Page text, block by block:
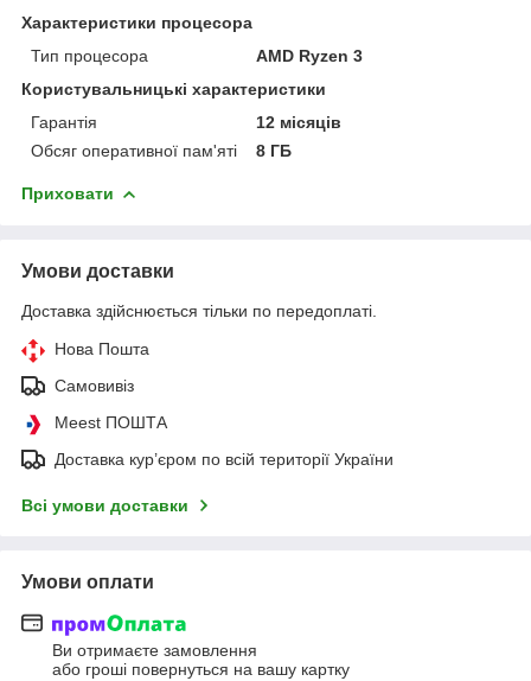
Характеристики процесора
Тип процесора
AMD Ryzen 3
Користувальницькі характеристики
Гарантія
12 місяців
Обсяг оперативної пам'яті
8 ГБ
Приховати
Умови доставки
Доставка здійснюється тільки по передоплаті.
Нова Пошта
Самовивіз
Meest ПОШТА
Доставка кур’єром по всій території України
Всі умови доставки
Умови оплати
Ви отримаєте замовлення
або гроші повернуться на вашу картку